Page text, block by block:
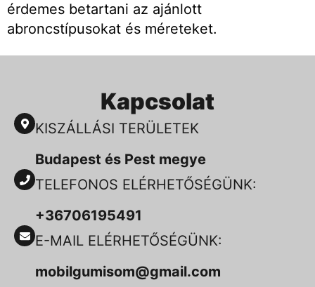
érdemes betartani az ajánlott
abroncstípusokat és méreteket.
Kapcsolat
KISZÁLLÁSI TERÜLETEK
Budapest és Pest megye
TELEFONOS ELÉRHETŐSÉGÜNK:
+36706195491
E-MAIL ELÉRHETŐSÉGÜNK:
mobilgumisom@gmail.com